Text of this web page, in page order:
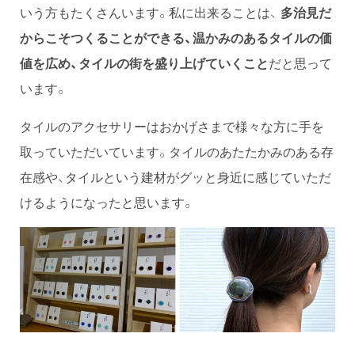
いう方もたくさんいます。私に出来ることは、 多治見だ
からこそつくることができる、温かみのあるタイルの価
値を広め、タイルの街を盛り上げていくことだと思って
います。
タイルのアクセサリーはおかげさまで様々な方に手を
取っていただいています。タイルのあたたかみのある存
在感や、タイルという建材がグッと身近に感じていただ
けるようになったと思います。